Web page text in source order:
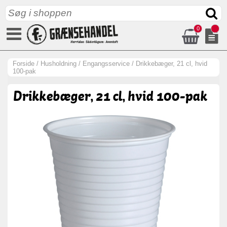
0
Forside / Husholdning / Engangsservice / Drikkebæger, 21 cl, hvid
100-pak
Drikkebæger, 21 cl, hvid 100-pak